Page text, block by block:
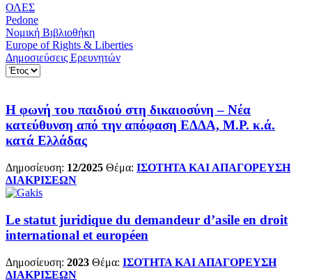
ΟΛΕΣ
Pedone
Νομική Βιβλιοθήκη
Europe of Rights & Liberties
Δημοσιεύσεις Ερευνητών
Η φωνή του παιδιού στη δικαιοσύνη – Nέα
κατεύθυνση από την απόφαση ΕΔΔΑ, M.P. κ.ά.
κατά Ελλάδας
Δημοσίευση: 12/2025 Θέμα: ΙΣΟΤΗΤΑ ΚΑΙ ΑΠΑΓΟΡΕΥΣΗ
ΔΙΑΚΡΙΣΕΩΝ
Le statut juridique du demandeur d’asile en droit
international et européen
Δημοσίευση: 2023 Θέμα: ΙΣΟΤΗΤΑ ΚΑΙ ΑΠΑΓΟΡΕΥΣΗ
ΔΙΑΚΡΙΣΕΩΝ